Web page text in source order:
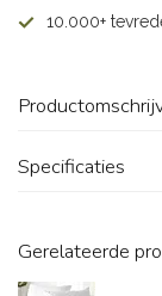
10.000+
Specificaties
Gerelateerde